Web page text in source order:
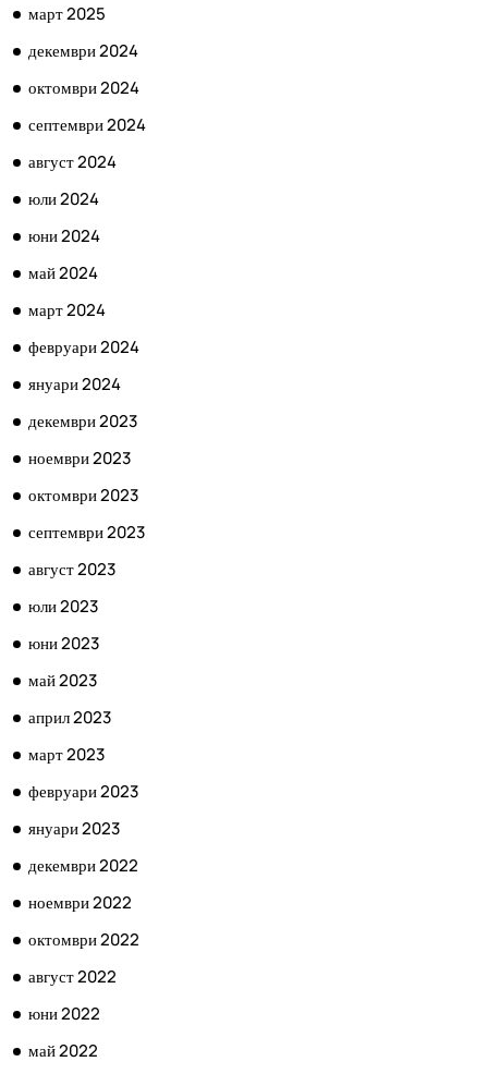
март 2025
декември 2024
октомври 2024
септември 2024
август 2024
юли 2024
юни 2024
май 2024
март 2024
февруари 2024
януари 2024
декември 2023
ноември 2023
октомври 2023
септември 2023
август 2023
юли 2023
юни 2023
май 2023
април 2023
март 2023
февруари 2023
януари 2023
декември 2022
ноември 2022
октомври 2022
август 2022
юни 2022
май 2022